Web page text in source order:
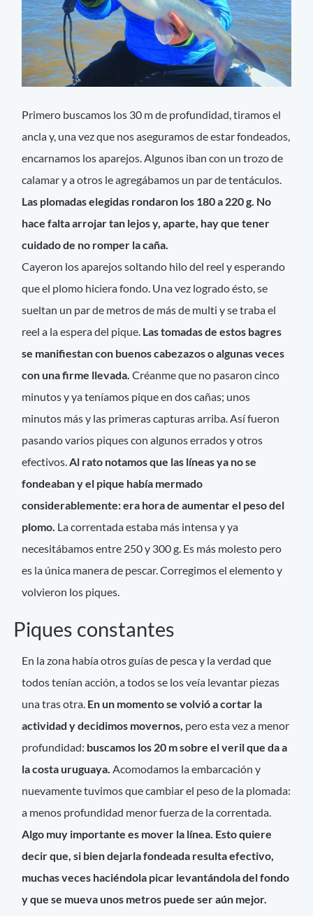
Primero buscamos los 30 m de profundidad, tiramos el
ancla y, una vez que nos aseguramos de estar fondeados,
encarnamos los aparejos. Algunos iban con un trozo de
calamar y a otros le agregábamos un par de tentáculos.
Las plomadas elegidas rondaron los 180 a 220 g. No
hace falta arrojar tan lejos y, aparte, hay que tener
cuidado de no romper la caña.
Cayeron los aparejos soltando hilo del reel y esperando
que el plomo hiciera fondo. Una vez logrado ésto, se
sueltan un par de metros de más de multi y se traba el
reel a la espera del pique. Las tomadas de estos bagres
se manifiestan con buenos cabezazos o algunas veces
con una firme llevada.Créanme que no pasaron cinco
minutos y ya teníamos pique en dos cañas; unos
minutos más y las primeras capturas arriba. Así fueron
pasando varios piques con algunos errados y otros
efectivos.Al rato notamos que las líneas ya no se
fondeaban y el pique había mermado
considerablemente: era hora de aumentar el peso del
plomo. La correntada estaba más intensa y ya
necesitábamos entre 250 y 300 g. Es más molesto pero
es la única manera de pescar. Corregimos el elemento y
volvieron los piques.
Piques constantes
En la zona había otros guías de pesca y la verdad que
todos tenían acción, a todos se los veía levantar piezas
una tras otra. En un momento se volvió a cortar la
actividad y decidimos movernos, pero esta vez a menor
profundidad: buscamos los 20 m sobre el veril que da a
la costa uruguaya. Acomodamos la embarcación y
nuevamente tuvimos que cambiar el peso de la plomada:
a menos profundidad menor fuerza de la correntada.
Algo muy importante es mover la línea. Esto quiere
decir que, si bien dejarla fondeada resulta efectivo,
muchas veces haciéndola picar levantándola del fondo
y que se mueva unos metros puede ser aún mejor.